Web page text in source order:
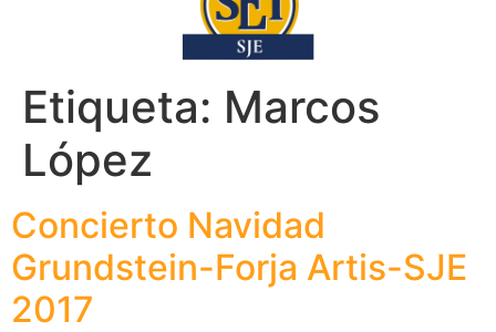
Etiqueta: Marcos
López
Concierto Navidad
Grundstein-Forja Artis-SJE
2017